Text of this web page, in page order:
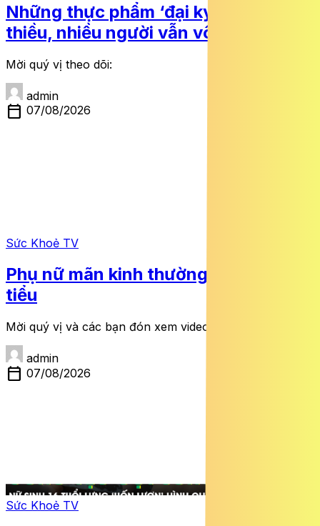
Những thực phẩm ‘đại kỵ’ với vải
thiều, nhiều người vẫn vô tư ăn cùng
Mời quý vị theo dõi:
admin
calendar_today 07/08/2026
Sức Khoẻ TV
Phụ nữ mãn kinh thường xuyên són
tiểu
Mời quý vị và các bạn đón xem video dưới đây:
admin
calendar_today 07/08/2026
Sức Khoẻ TV